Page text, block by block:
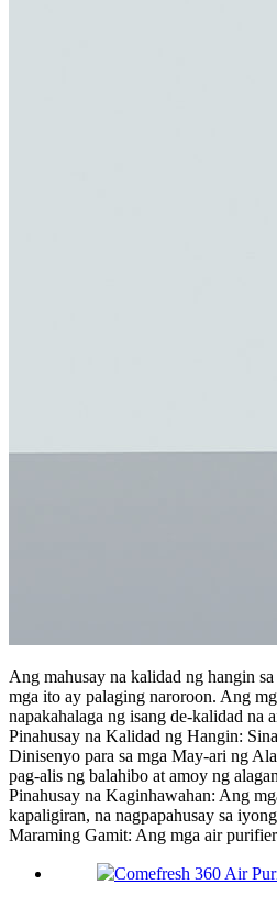
Ang mahusay na kalidad ng hangin
mga ito ay palaging naroroon. Ang
napakahalaga ng isang de-kalidad na
Pinahusay na Kalidad ng Hangin:
Dinisenyo para sa mga May-ari ng
pag-alis ng balahibo at amoy ng
Pinahusay na Kaginhawahan: Ang
kapaligiran, na nagpapahusay sa
Maraming Gamit: Ang mga air